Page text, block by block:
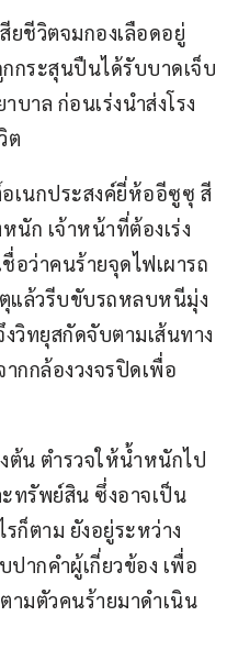
ยชีวิตจมกองเลือดอยู่
กระสุนปืนได้รับบาดเจ็บ
าล ก่อนเร่งนำส่งโรง
ต
เนกประสงค์ยี่ห้ออีซูซุ สี
นัก เจ้าหน้าที่ต้องเร่ง
อว่าคนร้ายจุดไฟเผารถ
แล้วรีบขับรถหลบหนีมุ่ง
วิทยุสกัดจับตามเส้นทาง
กกล้องวงจรปิดเพื่อ
ต้น ตำรวจให้น้ำหนักไป
ทรัพย์สิน ซึ่งอาจเป็น
ก็ตาม ยังอยู่ระหว่าง
ากคำผู้เกี่ยวข้อง เพื่อ
ามตัวคนร้ายมาดำเนิน